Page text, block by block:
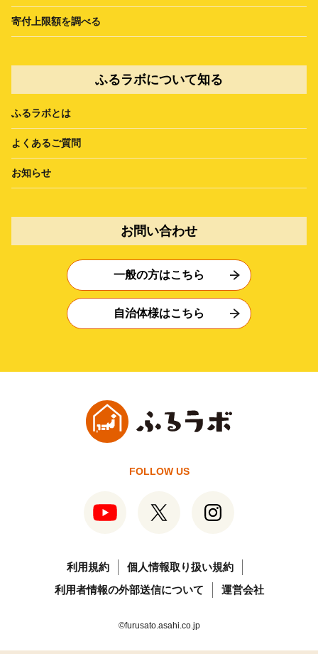
寄付上限額を調べる
ふるラボについて知る
ふるラボとは
よくあるご質問
お知らせ
お問い合わせ
一般の方はこちら
自治体様はこちら
FOLLOW US
利用規約
個人情報取り扱い規約
利用者情報の外部送信について
運営会社
©furusato.asahi.co.jp